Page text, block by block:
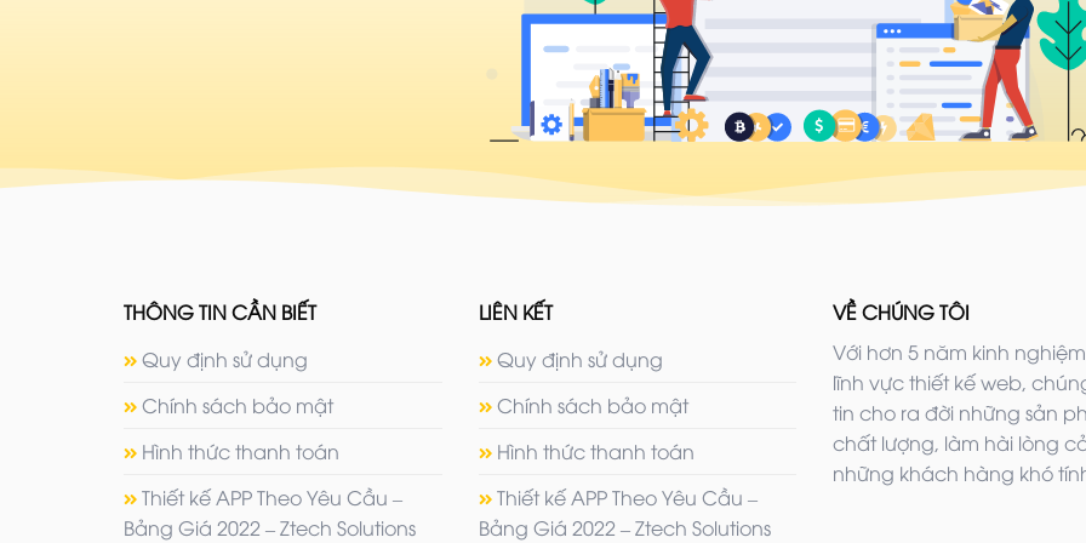
THÔNG TIN CẦN BIẾT
Quy định sử dụng
Chính sách bảo mật
Hình thức thanh toán
Thiết kế APP Theo Yêu Cầu –
Bảng Giá 2022 – Ztech Solutions
LIÊN KẾT
Quy định sử dụng
Chính sách bảo mật
Hình thức thanh toán
Thiết kế APP Theo Yêu Cầu –
Bảng Giá 2022 – Ztech Solutions
VỀ CHÚNG TÔI
Với hơn 5 năm kinh
lĩnh vực thiết kế web,
tin cho ra đời những sản
chất lượng, làm hài lòng
những khách hàng khó